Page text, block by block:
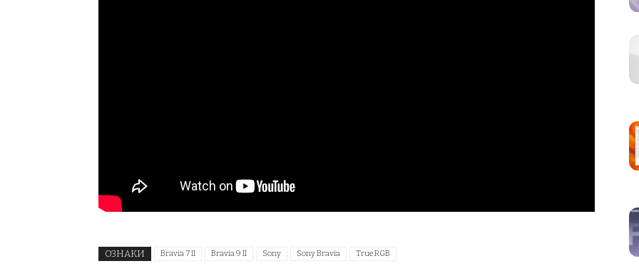
ОЗНАКИ Bravia 7 II Bravia 9 II Sony Sony Bravia True RGB